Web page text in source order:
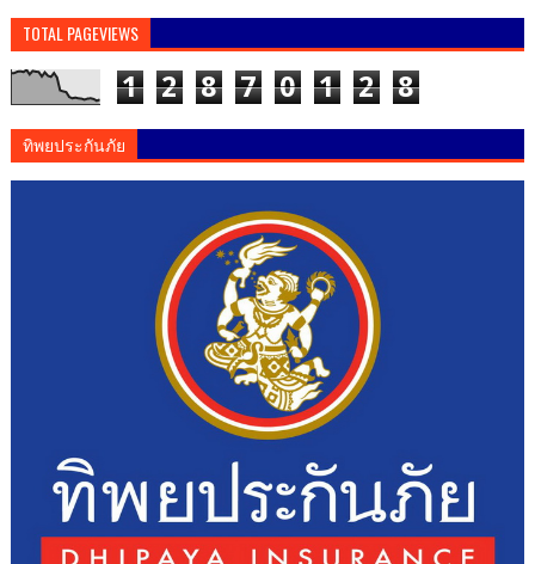
TOTAL PAGEVIEWS
1 2 8 7 0 1 2 8
ทิพยประกันภัย